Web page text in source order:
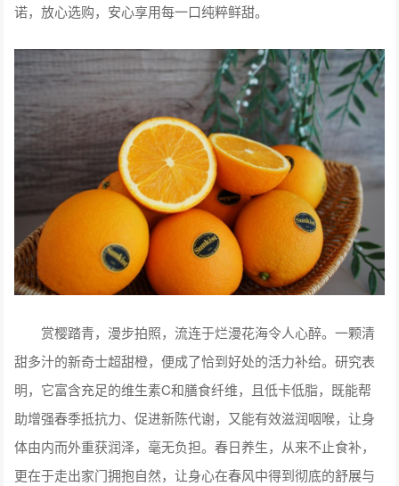
诺，放心选购，安心享用每一口纯粹鲜甜。
赏樱踏青，漫步拍照，流连于烂漫花海令人心醉。一颗清
甜多汁的新奇士超甜橙，便成了恰到好处的活力补给。研究表
明，它富含充足的维生素C和膳食纤维，且低卡低脂，既能帮
助增强春季抵抗力、促进新陈代谢，又能有效滋润咽喉，让身
体由内而外重获润泽，毫无负担。春日养生，从来不止食补，
更在于走出家门拥抱自然，让身心在春风中得到彻底的舒展与